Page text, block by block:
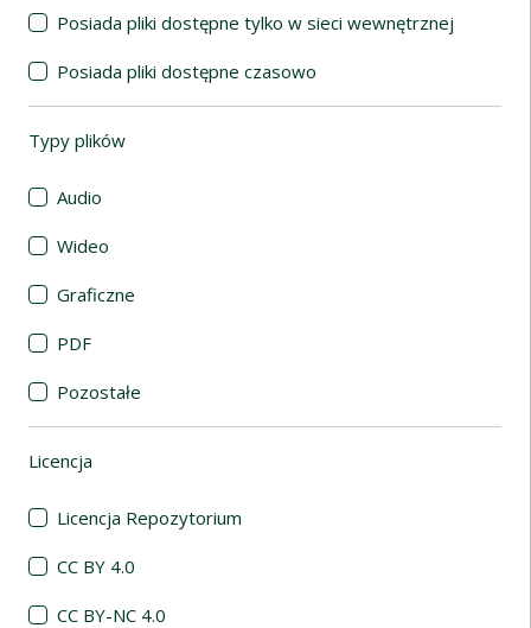
Posiada pliki dostępne tylko w sieci wewnętrznej
Posiada pliki dostępne czasowo
Typy plików
Audio
Wideo
Graficzne
PDF
Pozostałe
Licencja
Licencja Repozytorium
CC BY 4.0
CC BY-NC 4.0